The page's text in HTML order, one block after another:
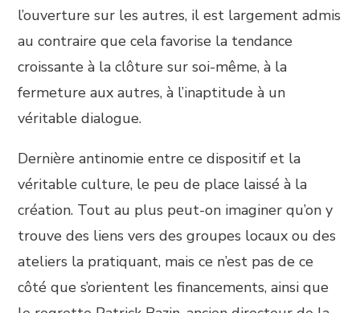
l’ouverture sur les autres, il est largement admis
au contraire que cela favorise la tendance
croissante à la clôture sur soi-même, à la
fermeture aux autres, à l’inaptitude à un
véritable dialogue.
Dernière antinomie entre ce dispositif et la
véritable culture, le peu de place laissé à la
création. Tout au plus peut-on imaginer qu’on y
trouve des liens vers des groupes locaux ou des
ateliers la pratiquant, mais ce n’est pas de ce
côté que s’orientent les financements, ainsi que